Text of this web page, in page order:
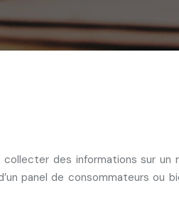
des informations sur
panel de consommateurs ou